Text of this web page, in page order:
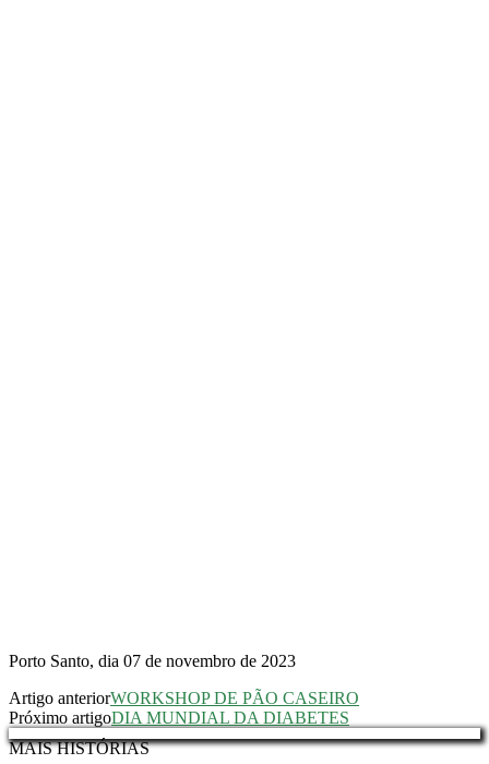
Porto Santo, dia 07 de novembro de 2023
Artigo anteriorWORKSHOP DE PÃO CASEIRO
Próximo artigoDIA MUNDIAL DA DIABETES
MAIS HISTÓRIAS